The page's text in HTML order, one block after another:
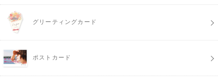
グリーティングカード
ポストカード